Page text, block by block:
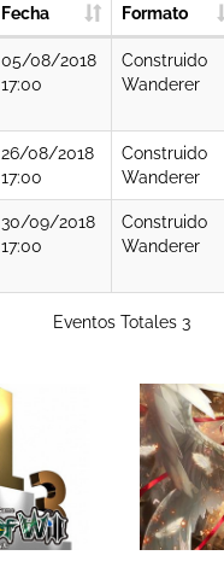
Fecha Formato
05/08/2018
17:00
Construido
Wanderer
26/08/2018
17:00
Construido
Wanderer
30/09/2018
17:00
Construido
Wanderer
Eventos Totales 3